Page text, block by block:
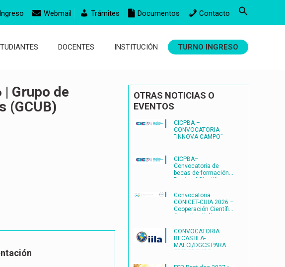
Webmail Trámites Documentos Contacto
DOCENTES INSTITUCIÓN TURNO INGRESO
Grupo de
(GCUB)
OTRAS NOTICIAS O
EVENTOS
CICPBA –
CONVOCATORIA
“INNOVA CAMPO”
CICPBA–
Convocatoria de
becas de formación
Doctoral Científico-
FORMACIÓN
DOCTORAL
CIENTÍFICO-
TECNOLÓGICAS2027
Convocatoria
CONICET-CUIA 2026 –
Cooperación Científica
Argentina-Italia
CONVOCATORIA
BECAS IILA-
MAECI/DGCS PARA
CIUDADANOS